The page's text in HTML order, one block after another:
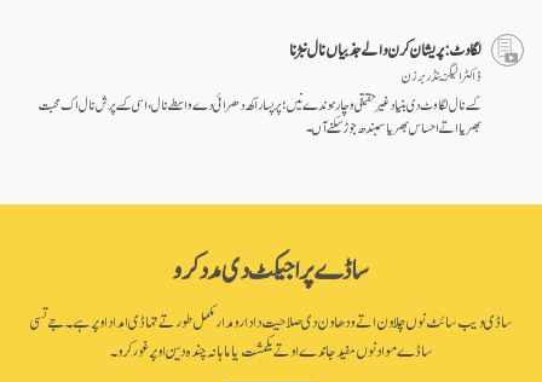
لگاوٹ: پریشان کرن والے جذبیاں نال نبڑنا
ڈاکٹر الیگزینڈر برزن
کسے نال لگاوٹ دی بنیاد غیر حقیقی وچار ہوندے نیں؛ پر پسار اکھ دھرائی دے واسطے نال، اسی کسے پرش نال اک محبت
بھریا اتے احساس بھریا سمبندھ جوڑ سکنے آں۔
ساڈے پراجیکٹ دی مدد کرو
ساڈی ویب سائٹ نوں چلاون اتے ودھاون دی صلاحیت دا دارومدار مکمل طور تے تہاڈی امداد اوپر ہے۔ جے تسی
ساڈے مواد نوں مفید جاندے او تے یکمشت یا ماہانہ چندہ دین اوپر غور کرو۔